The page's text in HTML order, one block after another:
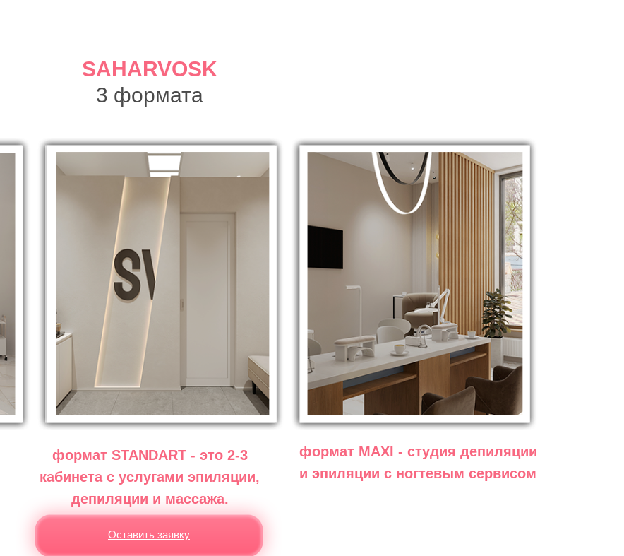
SAHARVOSK
3 формата
формат STANDART - это 2-3
кабинета с услугами эпиляции,
депиляции и массажа.
формат MAXI - студия депиляции
и эпиляции с ногтевым сервисом
Оставить заявку